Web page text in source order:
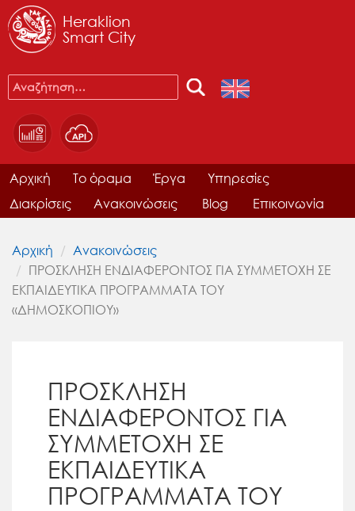
Heraklion
Smart City
Αρχική Το όραμα Έργα
Υπηρεσίες
Διακρίσεις
Ανακοινώσεις Blog Επικοινωνία
Αρχική
Ανακοινώσεις
ΠΡΟΣΚΛΗΣΗ ΕΝΔΙΑΦΕΡΟΝΤΟΣ ΓΙΑ ΣΥΜΜΕΤΟΧΗ ΣΕ
ΕΚΠΑΙΔΕΥΤΙΚΑ ΠΡΟΓΡΑΜΜΑΤΑ ΤΟΥ
«ΔΗΜΟΣΚΟΠΙΟΥ»
ΠΡΟΣΚΛΗΣΗ
ΕΝΔΙΑΦΕΡΟΝΤΟΣ ΓΙΑ
ΣΥΜΜΕΤΟΧΗ ΣΕ
ΕΚΠΑΙΔΕΥΤΙΚΑ
ΠΡΟΓΡΑΜΜΑΤΑ ΤΟΥ